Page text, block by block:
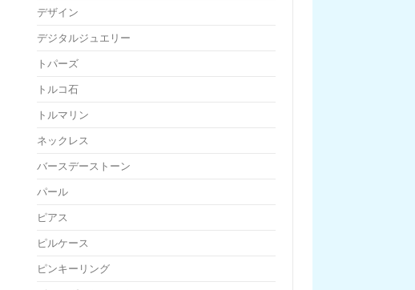
デザイン
デジタルジュエリー
トパーズ
トルコ石
トルマリン
ネックレス
バースデーストーン
パール
ピアス
ピルケース
ピンキーリング